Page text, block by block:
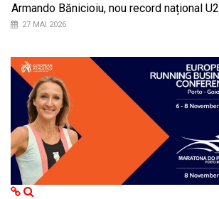
Armando Bănicioiu, nou record național
27 MAI 2026